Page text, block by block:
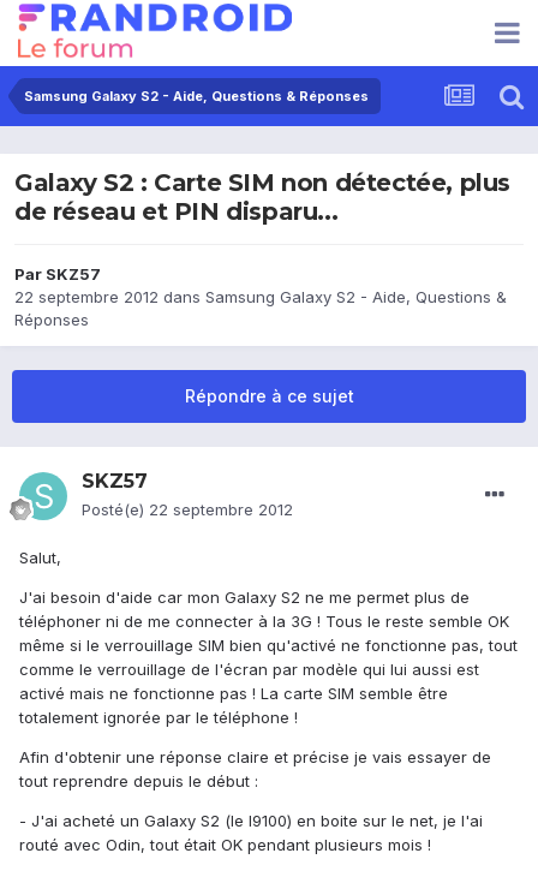
Samsung Galaxy S2 - Aide, Questions & Réponses
Galaxy S2 : Carte SIM non détectée, plus
de réseau et PIN disparu...
Par SKZ57
22 septembre 2012 dans Samsung Galaxy S2 - Aide, Questions &
Réponses
Répondre à ce sujet
SKZ57
Posté(e) 22 septembre 2012
Salut,
J'ai besoin d'aide car mon Galaxy S2 ne me permet plus de
téléphoner ni de me connecter à la 3G ! Tous le reste semble OK
même si le verrouillage SIM bien qu'activé ne fonctionne pas, tout
comme le verrouillage de l'écran par modèle qui lui aussi est
activé mais ne fonctionne pas ! La carte SIM semble être
totalement ignorée par le téléphone !
Afin d'obtenir une réponse claire et précise je vais essayer de
tout reprendre depuis le début :
- J'ai acheté un Galaxy S2 (le I9100) en boite sur le net, je l'ai
routé avec Odin, tout était OK pendant plusieurs mois !